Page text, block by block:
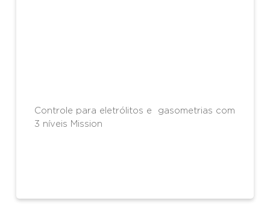
Controle para eletrólitos e gasometrias com
3 níveis Mission